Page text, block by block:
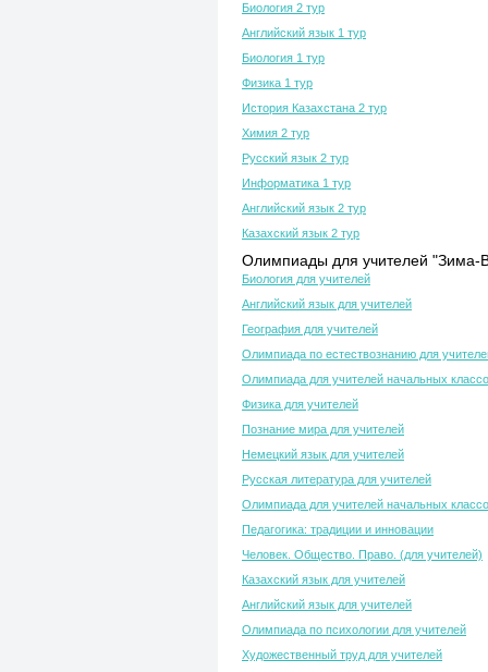
Биология 2 тур
Английский язык 1 тур
Биология 1 тур
Физика 1 тур
История Казахстана 2 тур
Химия 2 тур
Русский язык 2 тур
Информатика 1 тур
Английский язык 2 тур
Казахский язык 2 тур
Олимпиады для учителей "Зима-
Биология для учителей
Английский язык для учителей
География для учителей
Олимпиада по естествознанию для
Олимпиада для учителей начальных
Физика для учителей
Познание мира для учителей
Немецкий язык для учителей
Русская литература для учителей
Олимпиада для учителей начальных
Педагогика: традиции и инновации
Человек. Общество. Право. (для учителей)
Казахский язык для учителей
Английский язык для учителей
Олимпиада по психологии для учителей
Художественный труд для учителей